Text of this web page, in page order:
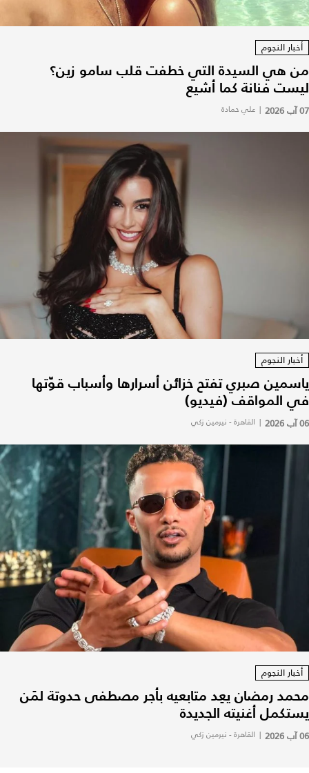
أخبار النجوم
من هي السيدة التي خطفت قلب سامو زين؟
ليست فنانة كما أشيع
07 آب 2026 | علي حمادة
أخبار النجوم
ياسمين صبري تفتح خزائن أسرارها وأسباب قوّتها
في المواقف (فيديو)
06 آب 2026 | القاهرة - نيرمين زكي
أخبار النجوم
محمد رمضان يعِد متابعيه بأجر مصطفى حدوتة لمَن
يستكمل أغنيته الجديدة
06 آب 2026 | القاهرة - نيرمين زكي